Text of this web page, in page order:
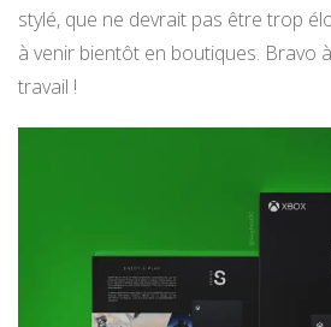
stylé, que ne devrait pas être trop
à venir bientôt en boutiques. Bravo
travail !